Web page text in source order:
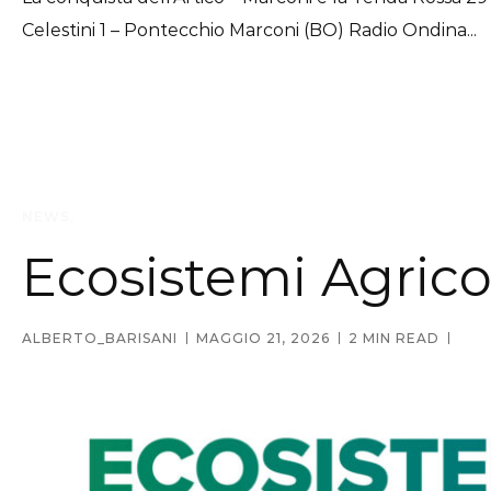
Celestini 1 – Pontecchio Marconi (BO) Radio Ondina...
Ecosistemi
ALBERTO_BARISANI MAGGIO 21, 2026 2 MIN READ